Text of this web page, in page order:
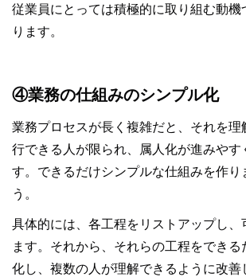
従業員にとっては積極的に取り組む動機
ります。
④業務の仕組みのシンプル化
業務プロセスが長く複雑だと、それを理
行できる人が限られ、属人化が進みやす
す。できるだけシンプルな仕組みを作り
う。
具体的には、各工程をリストアップし、
ます。それから、それらの工程をできる
化し、複数の人が理解できるように改善